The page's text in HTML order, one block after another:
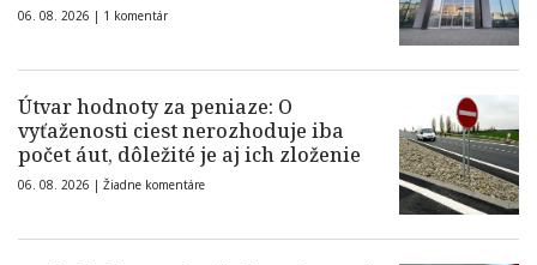
06. 08. 2026 | 1 komentár
Útvar hodnoty za peniaze: O
vyťaženosti ciest nerozhoduje iba
počet áut, dôležité je aj ich zloženie
06. 08. 2026 | Žiadne komentáre